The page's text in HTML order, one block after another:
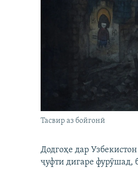
Тасвир аз бойгонӣ
Додгоҳе дар
ҷуфти дигаре фурӯшад,